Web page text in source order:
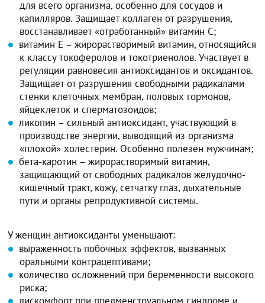
для всего организма, особенно для сосудов и
капилляров. Защищает коллаген от разрушения,
восстанавливает «отработанный» витамин C;
витамин E – жирорастворимый витамин, относящийся
к классу токоферолов и токотриенолов. Участвует в
регуляции равновесия антиоксидантов и оксидантов.
Защищает от разрушения свободными радикалами
стенки клеточных мембран, половых гормонов,
яйцеклеток и сперматозоидов;
ликопин – сильный антиоксидант, участвующий в
производстве энергии, выводящий из организма
«плохой» холестерин. Особенно полезен мужчинам;
бета-каротин – жирорастворимый витамин,
защищающий от свободных радикалов желудочно-
кишечный тракт, кожу, сетчатку глаз, дыхательные
пути и органы репродуктивной системы.
У женщин антиоксиданты уменьшают:
выраженность побочных эффектов, вызванных
оральными контрацептивами;
количество осложнений при беременности высокого
риска;